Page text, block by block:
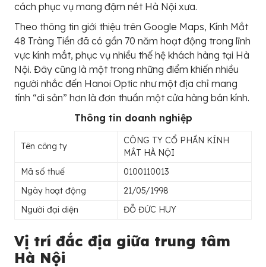
cách phục vụ mang đậm nét Hà Nội xưa.
Theo thông tin giới thiệu trên Google Maps, Kính Mắt
48 Tràng Tiền đã có gần 70 năm hoạt động trong lĩnh
vực kính mắt, phục vụ nhiều thế hệ khách hàng tại Hà
Nội. Đây cũng là một trong những điểm khiến nhiều
người nhắc đến Hanoi Optic như một địa chỉ mang
tính “di sản” hơn là đơn thuần một cửa hàng bán kính.
Thông tin doanh nghiệp
Tên công ty
CÔNG TY CỔ PHẦN KÍNH
MẮT HÀ NỘI
Mã số thuế
0100110013
Ngày hoạt động
21/05/1998
Người đại diện
ĐỖ ĐỨC HUY
Vị trí đắc địa giữa trung tâm
Hà Nội